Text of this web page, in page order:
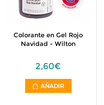
Colorante en Gel Rojo
Navidad - Wilton
2,60€
AÑADIR